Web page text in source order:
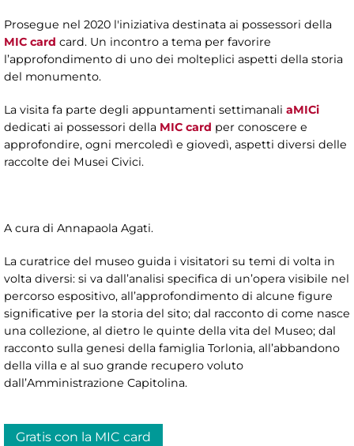
Prosegue nel 2020 l'iniziativa destinata ai possessori della
MIC card card. Un incontro a tema per favorire
l’approfondimento di uno dei molteplici aspetti della storia
del monumento.
La visita fa parte degli appuntamenti settimanali aMICi
dedicati ai possessori della MIC card per conoscere e
approfondire, ogni mercoledì e giovedì, aspetti diversi delle
raccolte dei Musei Civici.
A cura di Annapaola Agati.
La curatrice del museo guida i visitatori su temi di volta in
volta diversi: si va dall’analisi specifica di un’opera visibile nel
percorso espositivo, all’approfondimento di alcune figure
significative per la storia del sito; dal racconto di come nasce
una collezione, al dietro le quinte della vita del Museo; dal
racconto sulla genesi della famiglia Torlonia, all’abbandono
della villa e al suo grande recupero voluto
dall’Amministrazione Capitolina.
Gratis con la MIC card